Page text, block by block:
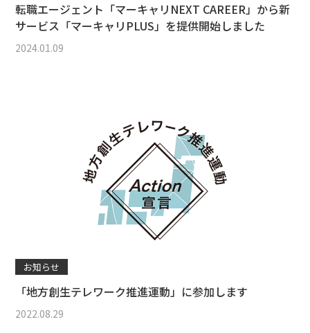
転職エージェント「マーキャリNEXT CAREER」から新
サービス「マーキャリPLUS」を提供開始しました
2024.01.09
お知らせ
「地方創生テレワーク推進運動」に参加します
2022.08.29